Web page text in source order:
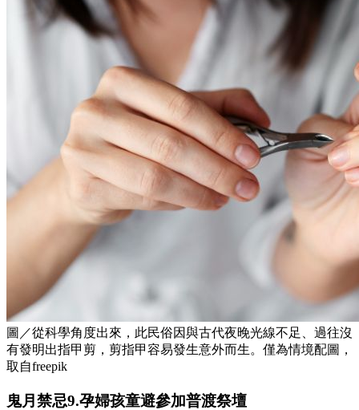
圖／從科學角度出來，此民俗因與古代夜晚光線不足、過往沒
有發明出指甲剪，剪指甲容易發生意外而生。僅為情境配圖，
取自freepik
鬼月禁忌9.孕婦孩童避參加普渡祭壇